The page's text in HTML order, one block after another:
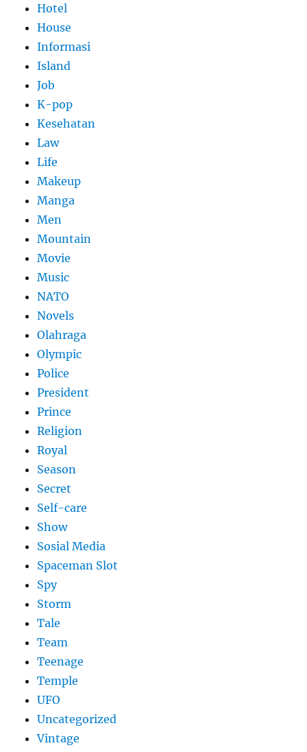
Hotel
House
Informasi
Island
Job
K-pop
Kesehatan
Law
Life
Makeup
Manga
Men
Mountain
Movie
Music
NATO
Novels
Olahraga
Olympic
Police
President
Prince
Religion
Royal
Season
Secret
Self-care
Show
Sosial Media
Spaceman Slot
Spy
Storm
Tale
Team
Teenage
Temple
UFO
Uncategorized
Vintage